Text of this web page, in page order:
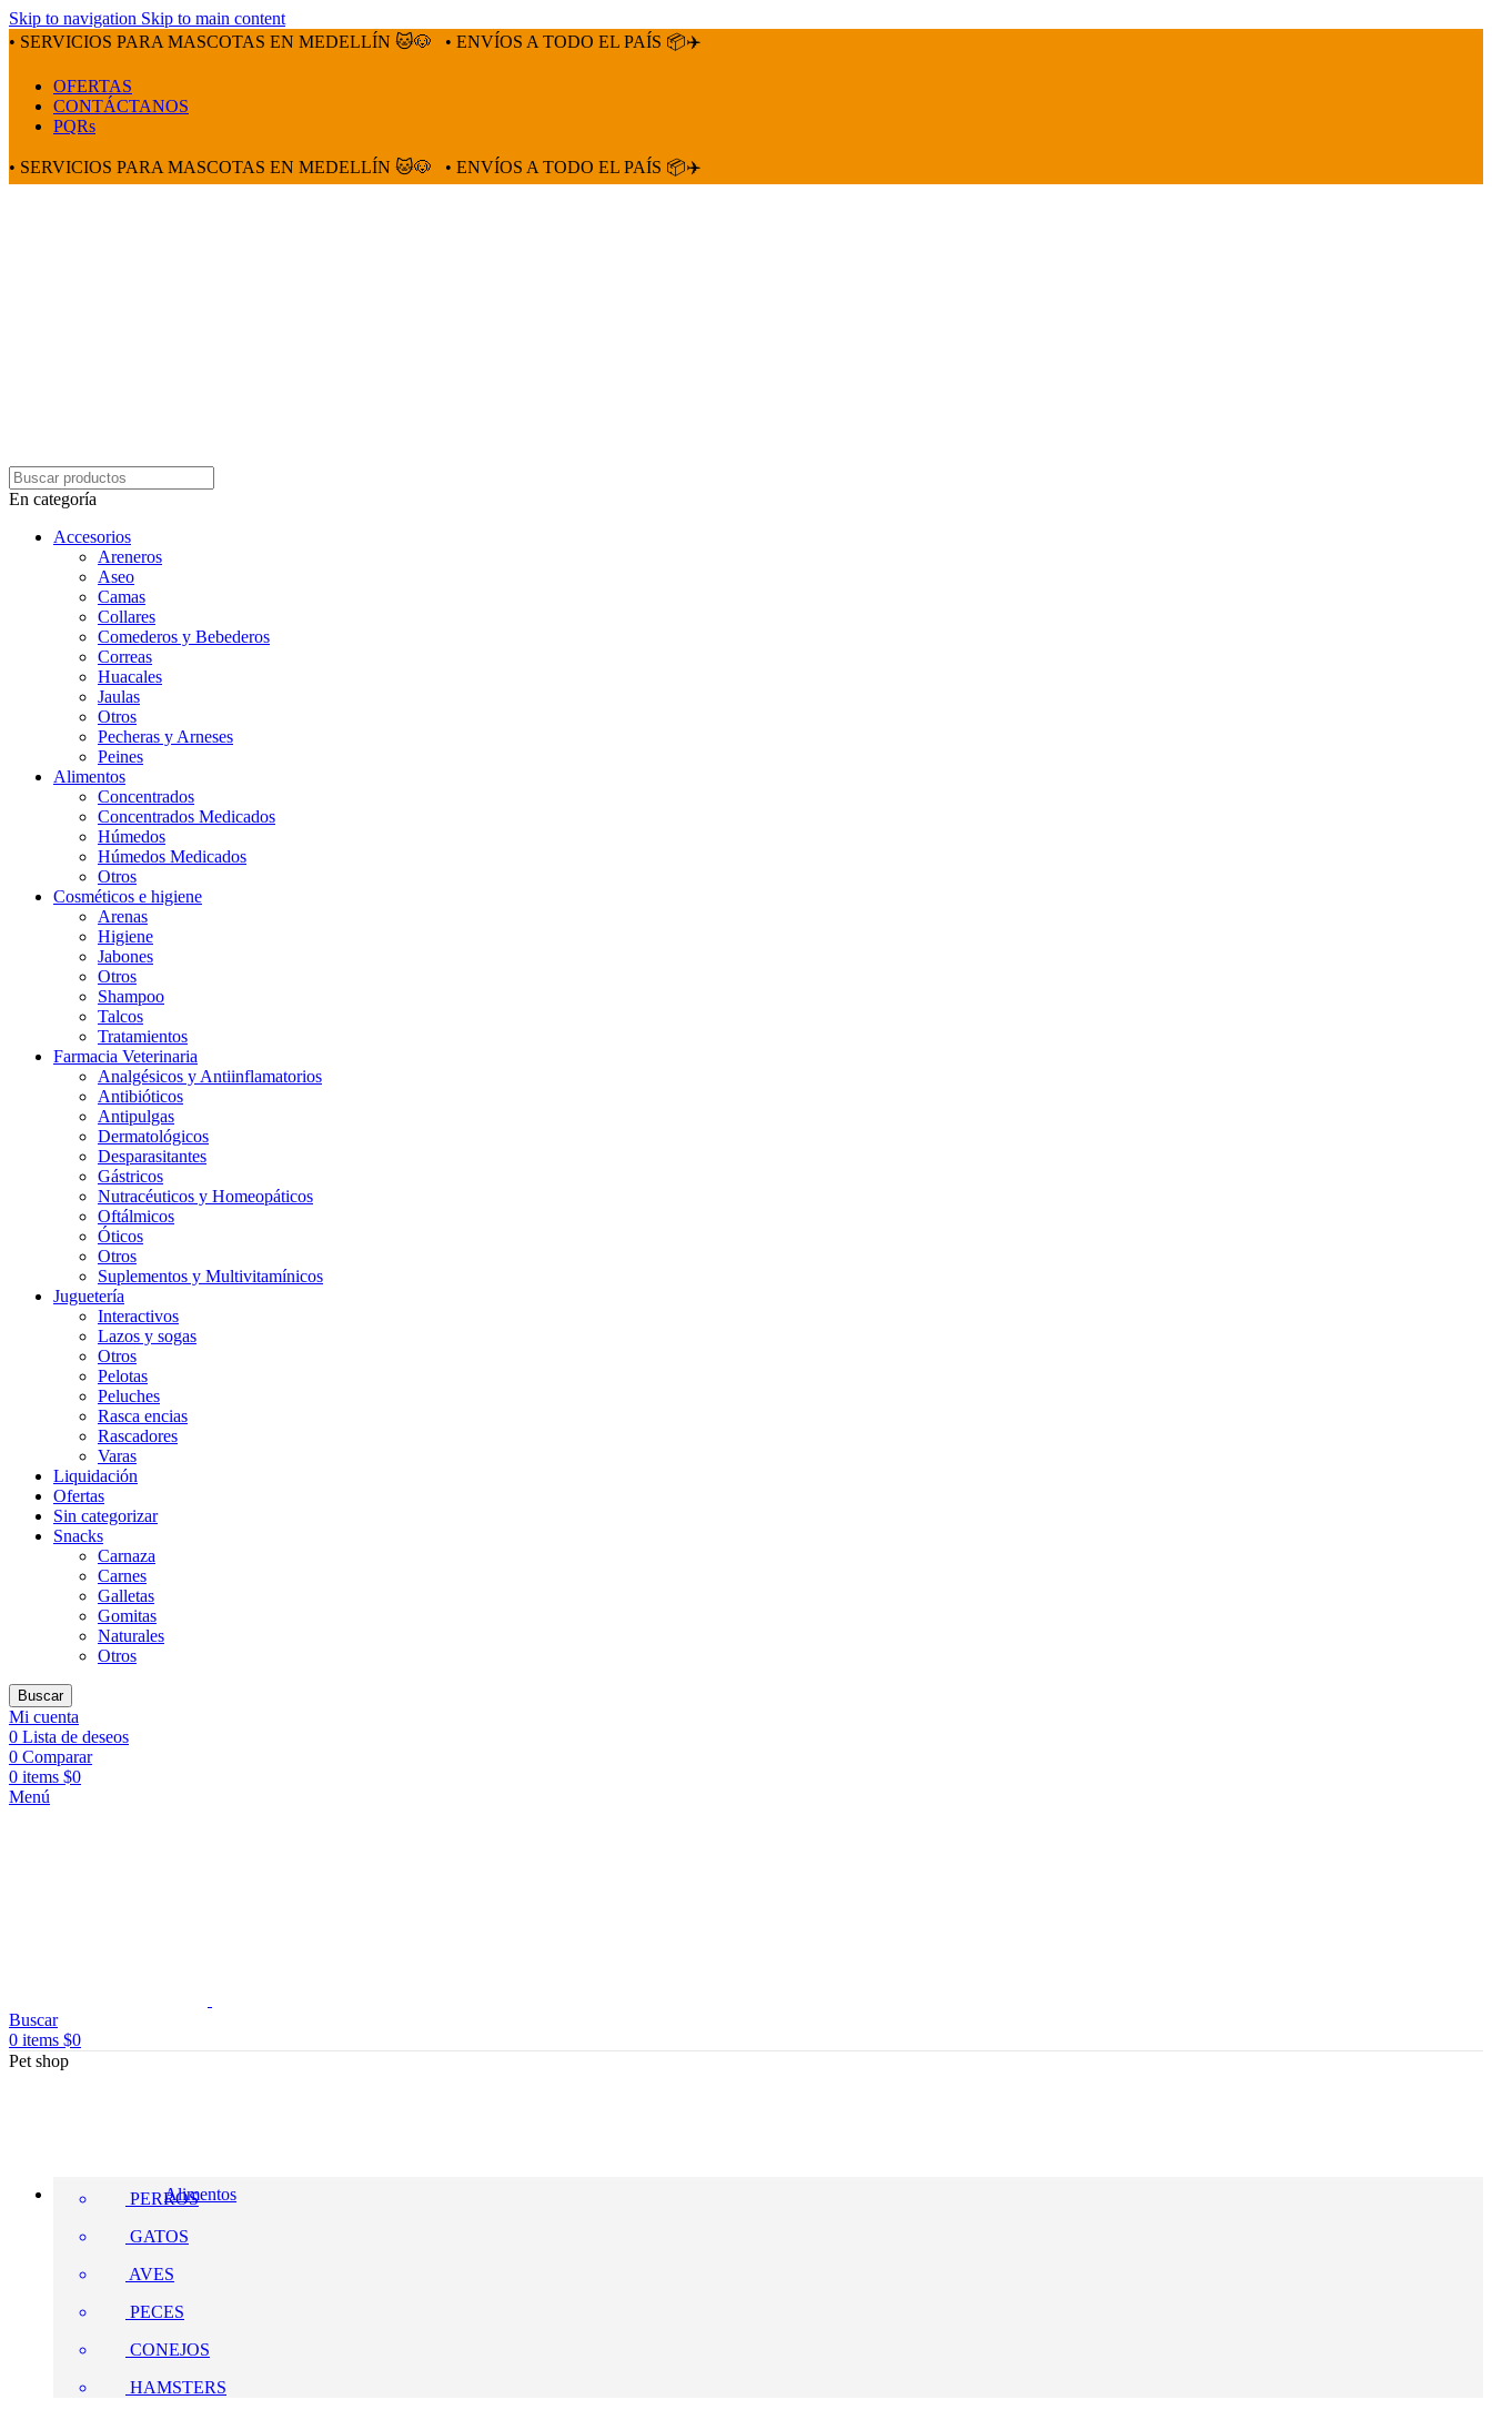
Skip to navigation Skip to main content
• SERVICIOS PARA MASCOTAS EN MEDELLÍN 🐱🐶
• ENVÍOS A TODO EL PAÍS 📦✈️
OFERTAS
CONTÁCTANOS
PQRs
• SERVICIOS PARA MASCOTAS EN MEDELLÍN 🐱🐶 • ENVÍOS A TODO EL PAÍS 📦✈️
En categoría
Accesorios
Areneros
Aseo
Camas
Collares
Comederos y Bebederos
Correas
Huacales
Jaulas
Otros
Pecheras y Arneses
Peines
Alimentos
Concentrados
Concentrados Medicados
Húmedos
Húmedos Medicados
Otros
Cosméticos e higiene
Arenas
Higiene
Jabones
Otros
Shampoo
Talcos
Tratamientos
Farmacia Veterinaria
Analgésicos y Antiinflamatorios
Antibióticos
Antipulgas
Dermatológicos
Desparasitantes
Gástricos
Nutracéuticos y Homeopáticos
Oftálmicos
Óticos
Otros
Suplementos y Multivitamínicos
Juguetería
Interactivos
Lazos y sogas
Otros
Pelotas
Peluches
Rasca encias
Rascadores
Varas
Liquidación
Ofertas
Sin categorizar
Snacks
Carnaza
Carnes
Galletas
Gomitas
Naturales
Otros
Buscar
Mi cuenta
0 Lista de deseos
0 Comparar
0 items $0
Menú
Buscar
0 items $0
Pet shop
Alimentos
PERROS
GATOS
AVES
PECES
CONEJOS
HAMSTERS